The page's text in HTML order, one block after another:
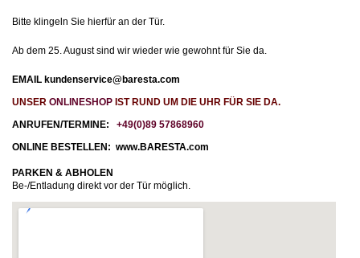
Bitte klingeln Sie hierfür an der Tür.
Ab dem 25. Augustsind wir wieder wie gewohnt für Sie da.
EMAIL kundenservice@baresta.com
UNSER ONLINESHOP IST RUND UM DIE UHR FÜR SIE DA.
ANRUFEN/TERMINE: +49(0)89 57868960
ONLINE BESTELLEN: www.BARESTA.com
PARKEN & ABHOLEN
Be-/Entladung direkt vor der Tür möglich.